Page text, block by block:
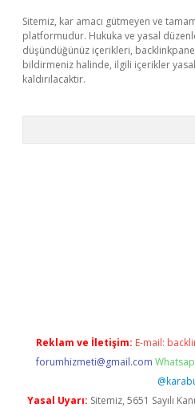
Sitemiz, kar amacı gütmeyen ve
platformudur. Hukuka ve yasal
düşündüğünüz içerikleri,
bildirmeniz halinde, ilgili içerikler
kaldırılacaktır.
Reklam ve İletişim: E-mail:
forumhizmeti@gmail.com
Yasal Uyarı: Sitemiz, 5651 Sayılı